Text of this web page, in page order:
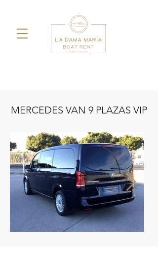
MERCEDES VAN 9 PLAZAS VIP